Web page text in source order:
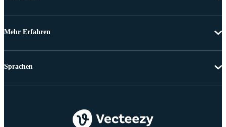
Mehr Erfahren
Sprachen